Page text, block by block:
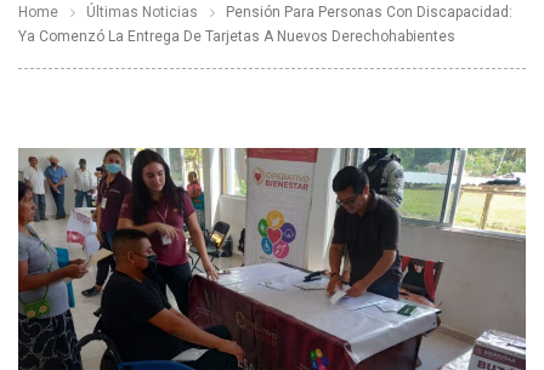
Home Últimas Noticias
Pensión Para Personas Con Discapacidad:
Ya Comenzó La Entrega De Tarjetas A Nuevos Derechohabientes